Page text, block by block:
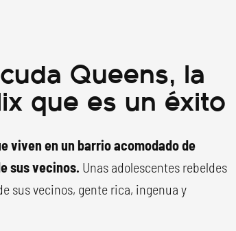
Queens, la
que es un éxito
viven en un barrio acomodado de
sus vecinos. Unas adolescentes rebeldes
sus vecinos, gente rica, ingenua y